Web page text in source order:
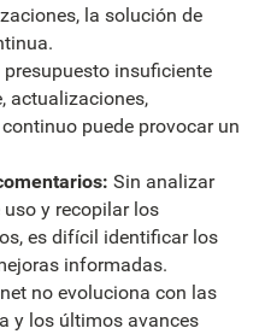
la solución de
presupuesto insuficiente
actualizaciones,
puede provocar un
Sin analizar
y recopilar los
es difícil identificar los
informadas.
no evoluciona con las
y los últimos avances